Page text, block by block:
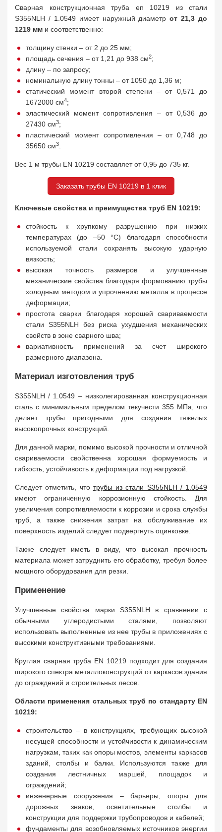
Сварная конструкционная труба en 10219 из стали
S355NLH / 1.0549 имеет наружный диаметрот 21,3 до
1219 мм и соответственно:
толщину стенки – от 2 до 25 мм;
площадь сечения – от 1,21 до 938 см2;
длину – по запросу;
номинальную длину тонны – от 1050 до 1,36 м;
статический момент второй степени – от 0,571 до
1672000 см4;
эластический момент сопротивления – от 0,536 до
27430 см3;
пластический момент сопротивления – от 0,748 до
35650 см3
Вес 1 м трубы EN 10219 составляет от 0,95 до 735 кг.
Заказать трубы EN 10219 в 1 клик
Ключевые свойства и преимущества труб EN 10219:
стойкость к хрупкому разрушению при низких
температурах (до –50 °C) благодаря способности
используемой стали сохранять высокую ударную
вязкость;
высокая точность размеров и улучшенные
механические свойства благодаря формованию трубы
холодным методом и упрочнению металла в процессе
деформации;
простота сварки благодаря хорошей свариваемости
стали S355NLH без риска ухудшения механических
свойств в зоне сварного шва;
вариативность применений за счет широкого
размерного диапазона.
Материал изготовления труб
S355NLH / 1.0549 – низколегированная конструкционная
сталь с минимальным пределом текучести 355 МПа, что
делает трубы пригодными для создания тяжелых
высокопрочных конструкций.
Для данной марки, помимо высокой прочности и отличной
свариваемости свойственна хорошая формуемость и
гибкость, устойчивость к деформации под нагрузкой.
Следует отметить, что трубы из стали S355NLH / 1.0549
имеют ограниченную коррозионную стойкость. Для
увеличения сопротивляемости к коррозии и срока службы
труб, а также снижения затрат на обслуживание их
поверхность изделий следует подвергнуть оцинковке.
Также следует иметь в виду, что высокая прочность
материала может затруднить его обработку, требуя более
мощного оборудования для резки.
Применение
Улучшенные свойства марки S355NLH в сравнении с
обычными углеродистыми сталями, позволяют
использовать выполненные из нее трубы в приложениях с
высокими конструктивными требованиями.
Круглая сварная труба EN 10219 подходит для создания
широкого спектра металлоконструкций от каркасов здания
до ограждений и строительных лесов.
Области применения стальных труб по стандарту EN
10219:
строительство – в конструкциях, требующих высокой
несущей способности и устойчивости к динамическим
нагрузкам, таких как опоры мостов, элементы каркасов
зданий, столбы и балки. Используются также для
создания лестничных маршей, площадок и
ограждений;
инженерные сооружения – барьеры, опоры для
дорожных знаков, осветительные столбы и
конструкции для поддержки трубопроводов и кабелей;
фундаменты для возобновляемых источников энергии